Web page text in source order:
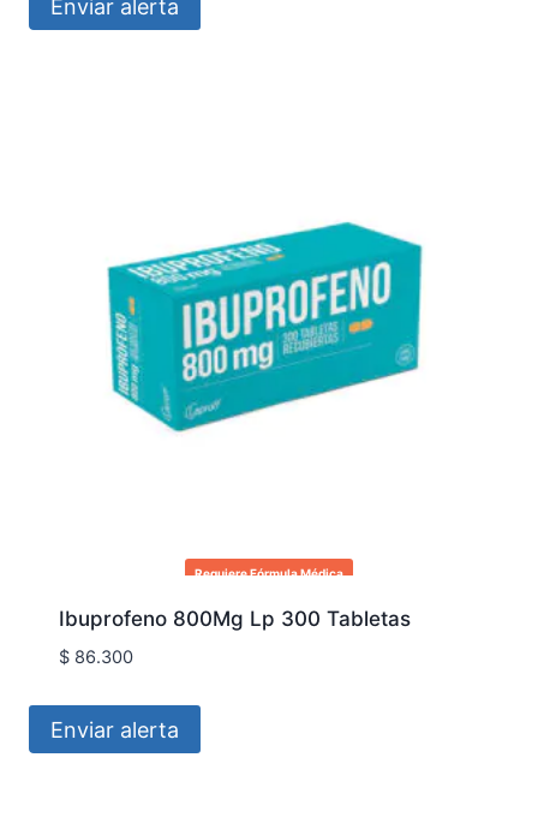
Enviar alerta
Requiere Fórmula Médica
Ibuprofeno 800Mg Lp 300 Tabletas
$86.300
Enviar alerta